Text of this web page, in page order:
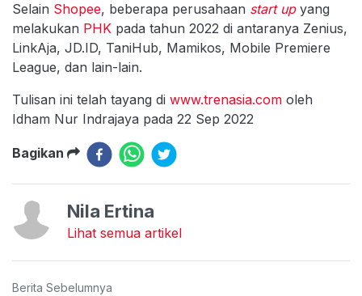
Selain Shopee, beberapa perusahaan start upyang
melakukan PHK pada tahun 2022 di antaranya Zenius,
LinkAja, JD.ID, TaniHub, Mamikos, Mobile Premiere
League, dan lain-lain.
Tulisan ini telah tayang di www.trenasia.com oleh
Idham Nur Indrajaya pada 22 Sep 2022
Bagikan
Nila Ertina
Lihat semua artikel
Berita Sebelumnya